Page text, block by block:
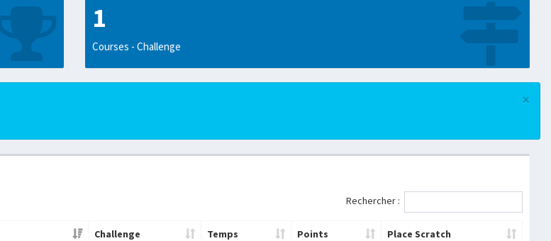
1
Courses - Challenge
×
Rechercher :
Challenge Temps Points Place Scratch